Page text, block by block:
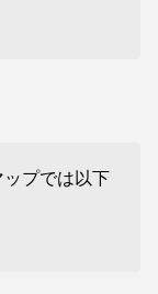
プでは以下